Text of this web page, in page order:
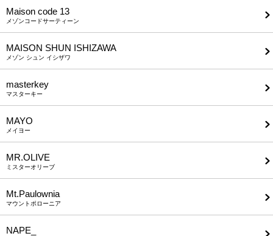
Maison code 13
メゾンコードサーティーン
MAISON SHUN ISHIZAWA
メゾン シュン イシザワ
masterkey
マスターキー
MAYO
メイヨー
MR.OLIVE
ミスターオリーブ
Mt.Paulownia
マウントポローニア
NAPE_